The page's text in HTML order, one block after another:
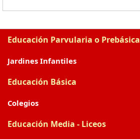
Educación Parvularia o Prebásica
Jardines Infantiles
Educación Básica
Colegios
Educación Media - Liceos